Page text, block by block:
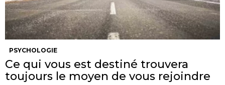
PSYCHOLOGIE
Ce qui vous est destiné trouvera
toujours le moyen de vous rejoindre